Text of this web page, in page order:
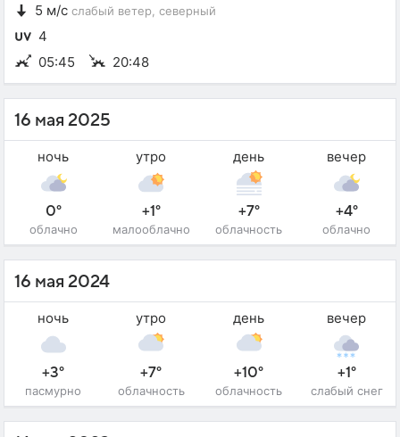
5 м/с слабый ветер , северный
4
05:45
20:48
16 мая 2025
ночь
0°
облачно
утро
+1°
малооблачно
день
+7°
облачность
вечер
+4°
облачно
16 мая 2024
ночь
+3°
пасмурно
утро
+7°
облачность
день
+10°
облачность
вечер
+1°
слабый снег